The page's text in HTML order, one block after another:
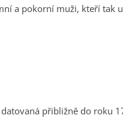
a pokorní muži, kteří tak
laik, učitel hudby a latiny, který v